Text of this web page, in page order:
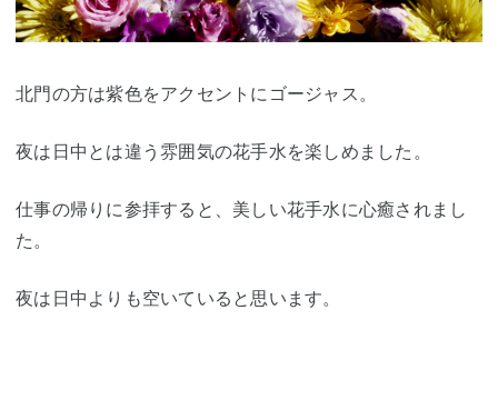
北門の方は紫色をアクセントにゴージャス。
夜は日中とは違う雰囲気の花手水を楽しめました。
仕事の帰りに参拝すると、美しい花手水に心癒されまし
た。
夜は日中よりも空いていると思います。